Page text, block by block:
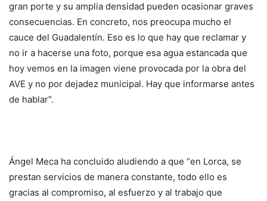
gran porte y su amplia densidad pueden ocasionar graves
consecuencias. En concreto, nos preocupa mucho el
cauce del Guadalentín. Eso es lo que hay que reclamar y
no ir a hacerse una foto, porque esa agua estancada que
hoy vemos en la imagen viene provocada por la obra del
AVE y no por dejadez municipal. Hay que informarse antes
de hablar”.
Ángel Meca ha concluido aludiendo a que “en Lorca, se
prestan servicios de manera constante, todo ello es
gracias al compromiso, al esfuerzo y al trabajo que